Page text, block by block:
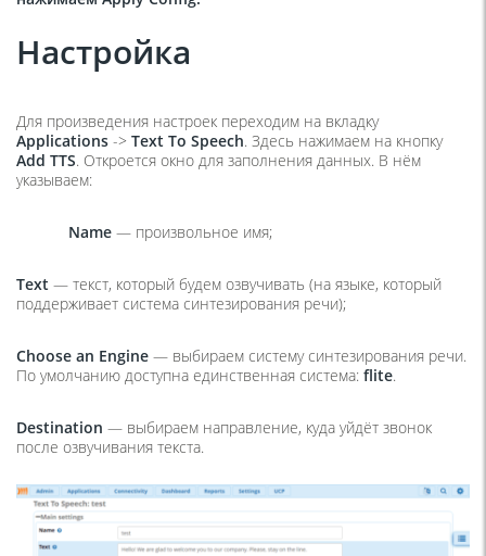
Настройка
Для произведения настроек переходим на вкладку
Applications -> Text To Speech. Здесь нажимаем на кнопку
Add TTS. Откроется окно для заполнения данных. В нём
указываем:
Name — произвольное имя;
Text — текст, который будем озвучивать (на языке, который
поддерживает система синтезирования речи);
Choose an Engine — выбираем систему синтезирования речи.
По умолчанию доступна единственная система: flite.
Destination — выбираем направление, куда уйдёт звонок
после озвучивания текста.